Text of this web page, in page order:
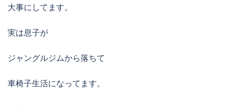
大事にしてます。
実は息子が
ジャングルジムから落ちて
車椅子生活になってます。